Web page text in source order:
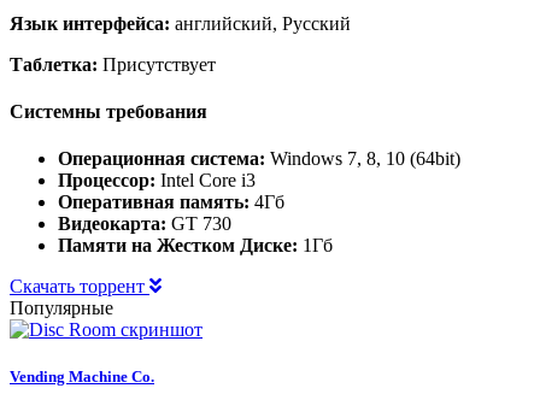
Язык интерфейса: английский, Русский
Таблетка: Присутствует
Системны требования
Операционная система: Windows 7, 8, 10 (64bit)
Процессор: Intel Core i3
Оперативная память: 4Гб
Видеокарта: GT 730
Памяти на Жестком Диске: 1Гб
Скачать торрент
Популярные
Vending Machine Co.